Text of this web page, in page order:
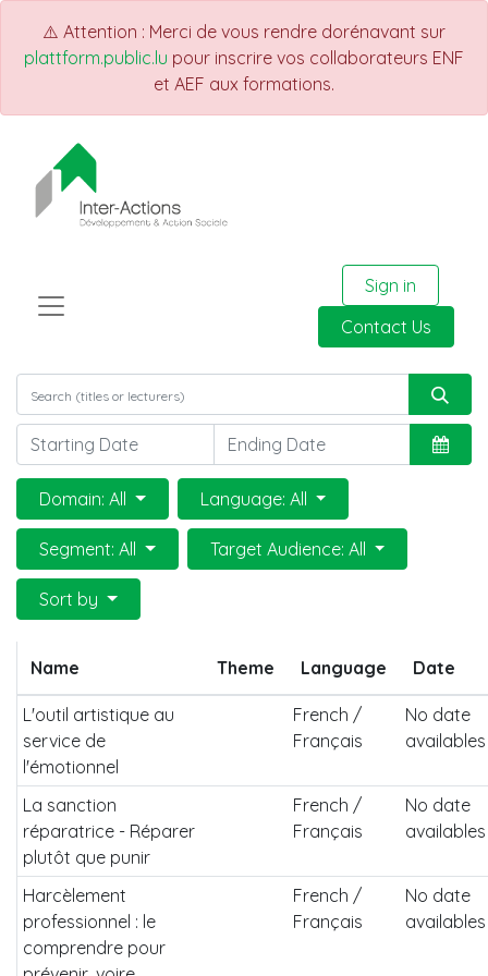
⚠️ Attention : Merci de vous rendre dorénavant sur
plattform.public.lu pour inscrire vos collaborateurs ENF
et AEF aux formations.
Sign in
Contact Us
Domain: All Language: All
Segment: All Target Audience: All
Sort by
Name Theme Language Date
L'outil artistique au
service de
l'émotionnel
French /
Français
No date
availables
La sanction
réparatrice - Réparer
plutôt que punir
French /
Français
No date
availables
Harcèlement
professionnel : le
comprendre pour
French /
Français
No date
availables